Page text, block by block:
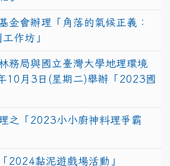
金會辦理「角落的氣候正義：
作坊」
務局與國立臺灣大學地理環境
10月3日(星期二)舉辦「2023國
之「2023小小廚神料理爭霸
2024黏泥遊戲場活動」